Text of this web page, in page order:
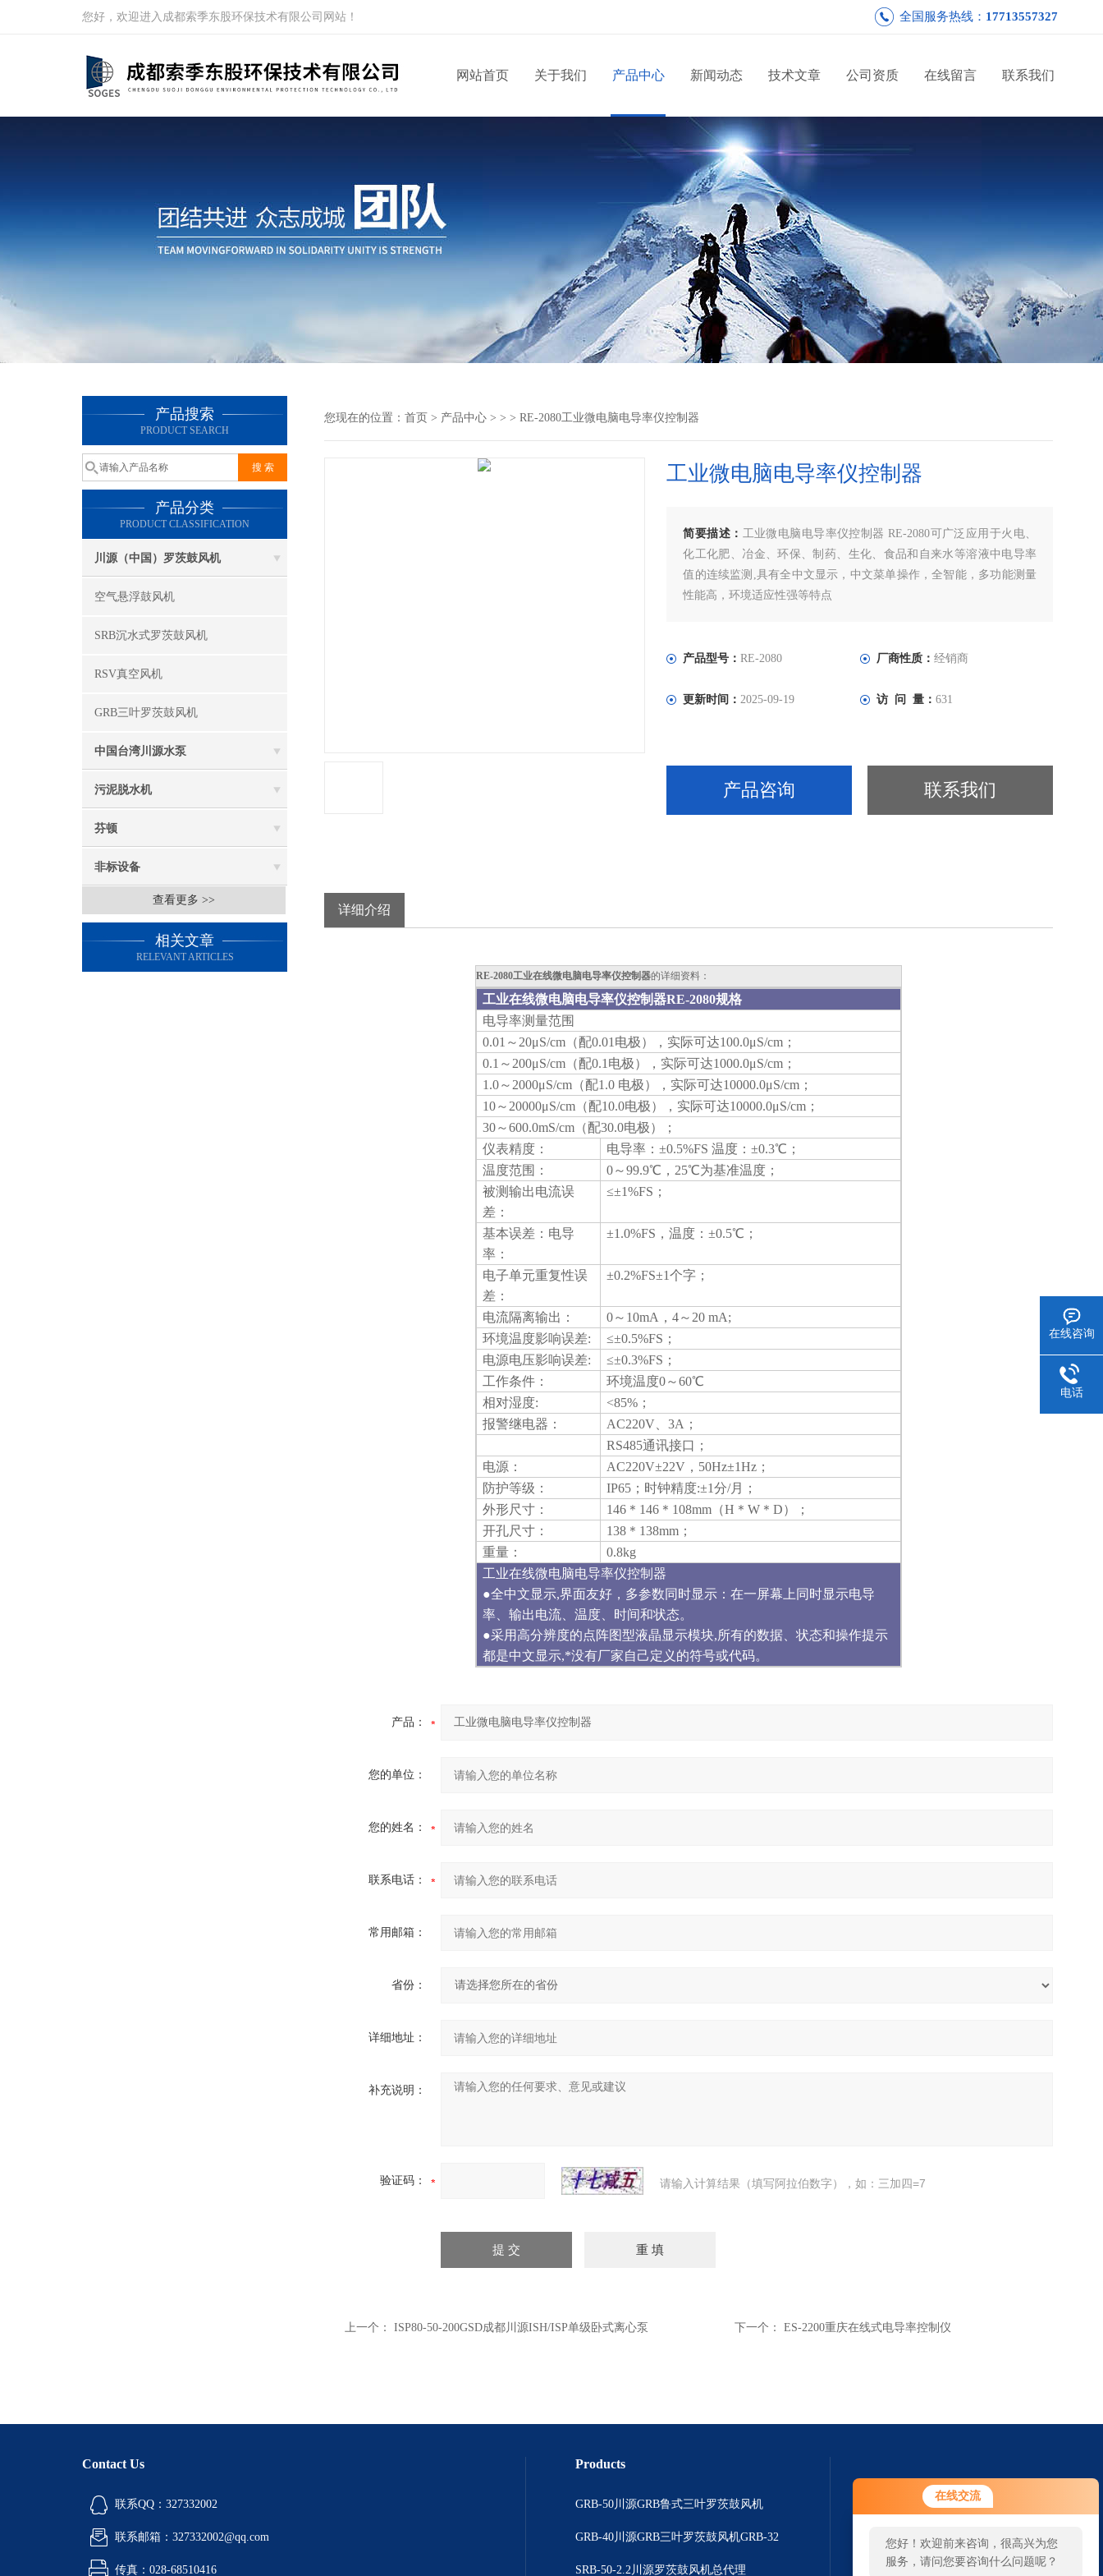
在线交流
您好！欢迎前来咨询，很高兴为您
服务，请问您要咨询什么问题呢？
您好，欢迎进入成都索季东股环保技术有限公司网站！ 全国服务热线： 17713557327
网站首页 关于我们 产品中心 新闻动态 技术文章 公司资质 在线留言 联系我们
产品搜索
PRODUCT SEARCH
产品分类
PRODUCT CLASSIFICATION
川源（中国）罗茨鼓风机
空气悬浮鼓风机
SRB沉水式罗茨鼓风机
RSV真空风机
GRB三叶罗茨鼓风机
中国台湾川源水泵
污泥脱水机
芬顿
非标设备
查看更多 >>
相关文章
RELEVANT ARTICLES
您现在的位置： 首页 > 产品中心 > > > RE-2080工业微电脑电导率仪控制器
工业微电脑电导率仪控制器
简要描述： 工业微电脑电导率仪控制器 RE-2080可广泛应用于火电、
化工化肥、冶金、环保、制药、生化、食品和自来水等溶液中电导率
值的连续监测,具有全中文显示，中文菜单操作，全智能，多功能测量
性能高，环境适应性强等特点
产品型号：RE-2080 厂商性质： 经销商
更新时间：2025-09-19 访 问 量： 631
产品咨询 联系我们
详细介绍
RE-2080工业在线微电脑电导率仪控制器的详细资料：
工业在线微电脑电导率仪控制器RE-2080规格
电导率测量范围
0.01 ～20μS/cm （配0.01电极），实际可达100.0μS/cm ；
0.1 ～200μS/cm （配0.1电极），实际可达1000.0μS/cm ；
1.0～2000μS/cm （配1.0 电极），实际可达10000.0μS/cm ；
10～20000μS/cm （配10.0电极），实际可达10000.0μS/cm ；
30～600.0mS/cm（配30.0电极）；
仪表精度：
电导率：±0.5%FS 温度：±0.3℃；
温度范围：
0～99.9℃ ，25℃为基准温度；
被测输出电流误
差：
≤±1%FS；
基本误差：电导
率：
±1.0%FS，温度：±0.5℃；
电子单元重复性误
差：
±0.2%FS±1个字；
电流隔离输出： 0～ 10mA，4～20 mA;
环境温度影响误差: ≤±0.5%FS；
电源电压影响误差:
≤±0.3%FS；
工作条件：
环境温度0～60℃
相对湿度:
<85% ；
报警继电器：
AC220V 、3A；
RS485通讯接口；
电源：
AC220V±22V，50Hz±1Hz；
防护等级：
IP65 ；时钟精度:±1分/月；
外形尺寸：
146＊146＊108mm （H＊W＊D）；
开孔尺寸：
138＊138mm ；
重量：
0.8kg
工业在线微电脑电导率仪控制器
●全中文显示,界面友好，多参数同时显示：在一屏幕 上同时显示电导
率、输出电流、温度、时间和状态。
●采用高分辨度的点阵图型液晶显示模块,所有的数据、状态和操作提示
都是中文显示,*没有厂家自己定义 的符号或代码。
产品：
您的单位：
您的姓名：
联系电话：
常用邮箱：
省份：
详细地址：
补充说明：
验证码： 请输入计算结果（填写阿拉伯数字），如：三加四=7
上一个： ISP80-50-200GSD成都川源ISH/ISP单级卧式离心泵 下一个： ES-2200重庆在线式电导率控制仪
Contact Us
联系QQ：327332002
联系邮箱：327332002@qq.com
传真：028-68510416
Products
GRB-50川源GRB鲁式三叶罗茨鼓风机
GRB-40川源GRB三叶罗茨鼓风机GRB-32
SRB-50-2.2川源罗茨鼓风机总代理
在线咨询
电话